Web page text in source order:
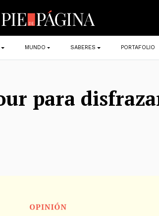
MUNDO SABERES PORTAFOLIO
para